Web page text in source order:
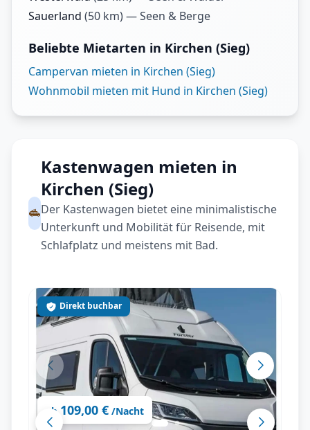
Sauerland (50 km) —Seen & Berge
Beliebte Mietarten in Kirchen (Sieg)
Campervan mieten in Kirchen (Sieg)
Wohnmobil mieten mit Hund in Kirchen (Sieg)
Kastenwagen mieten in
Kirchen (Sieg)
Der Kastenwagen bietet eine minimalistische
Unterkunft und Mobilität für Reisende, mit
Schlafplatz und meistens mit Bad.
ab 109,00 € /Nacht
Direkt buchbar